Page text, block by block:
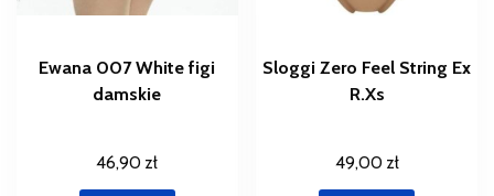
Ewana 007 White figi
damskie
46,90 zł
Sloggi Zero Feel String Ex
R.Xs
49,00 zł